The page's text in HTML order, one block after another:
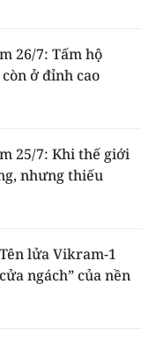
26/7: Tấm hộ
ở đỉnh cao
25/7: Khi thế giới
nhưng thiếu
lửa Vikram-1
ngách” của nền